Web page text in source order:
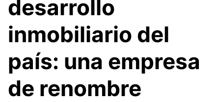
desarrollo
inmobiliario del
país: una empresa
de renombre